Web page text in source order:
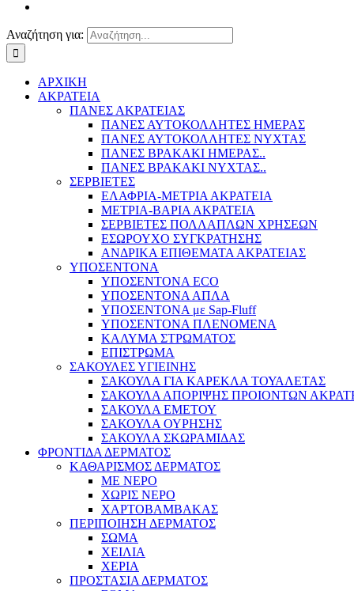
Αναζήτηση για:
ΑΡΧΙΚΗ
ΑΚΡΑΤΕΙΑ
ΠΑΝΕΣ ΑΚΡΑΤΕΙΑΣ
ΠΑΝΕΣ ΑΥΤΟΚΟΛΛΗΤΕΣ ΗΜΕΡΑΣ
ΠΑΝΕΣ ΑΥΤΟΚΟΛΛΗΤΕΣ ΝΥΧΤΑΣ
ΠΑΝΕΣ ΒΡΑΚΑΚΙ ΗΜΕΡΑΣ..
ΠΑΝΕΣ ΒΡΑΚΑΚΙ ΝΥΧΤΑΣ..
ΣΕΡΒΙΕΤΕΣ
ΕΛΑΦΡΙΑ-ΜΕΤΡΙΑ ΑΚΡΑΤΕΙΑ
ΜΕΤΡΙΑ-ΒΑΡΙΑ ΑΚΡΑΤΕΙΑ
ΣΕΡΒΙΕΤΕΣ ΠΟΛΛΑΠΛΩΝ ΧΡΗΣΕΩΝ
ΕΣΩΡΟΥΧΟ ΣΥΓΚΡΑΤΗΣΗΣ
ΑΝΔΡΙΚΑ ΕΠΙΘΕΜΑΤΑ ΑΚΡΑΤΕΙΑΣ
ΥΠΟΣΕΝΤΟΝΑ
ΥΠΟΣΕΝΤΟΝΑ ECO
ΥΠΟΣΕΝΤΟΝΑ ΑΠΛΑ
ΥΠΟΣΕΝΤΟΝΑ με Sap-Fluff
ΥΠΟΣΕΝΤΟΝΑ ΠΛΕΝΟΜΕΝΑ
ΚΑΛΥΜΑ ΣΤΡΩΜΑΤΟΣ
ΕΠΙΣΤΡΩΜΑ
ΣΑΚΟΥΛΕΣ ΥΓΙΕΙΝΗΣ
ΣΑΚΟΥΛΑ ΓΙΑ ΚΑΡΕΚΛΑ ΤΟΥΑΛΕΤΑΣ
ΣΑΚΟΥΛΑ ΑΠΟΡΙΨΗΣ ΠΡΟΙΟΝΤΩΝ
ΣΑΚΟΥΛΑ ΕΜΕΤΟΥ
ΣΑΚΟΥΛΑ ΟΥΡΗΣΗΣ
ΣΑΚΟΥΛΑ ΣΚΩΡΑΜΙΔΑΣ
ΦΡΟΝΤΙΔΑ ΔΕΡΜΑΤΟΣ
ΚΑΘΑΡΙΣΜΟΣ ΔΕΡΜΑΤΟΣ
ΜΕ ΝΕΡΟ
ΧΩΡΙΣ ΝΕΡΟ
ΧΑΡΤΟΒΑΜΒΑΚΑΣ
ΠΕΡΙΠΟΙΗΣΗ ΔΕΡΜΑΤΟΣ
ΣΩΜΑ
ΧΕΙΛΙΑ
ΧΕΡΙΑ
ΠΡΟΣΤΑΣΙΑ ΔΕΡΜΑΤΟΣ